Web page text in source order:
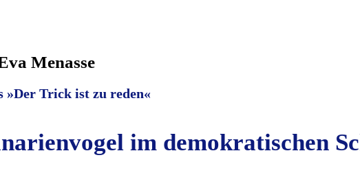
Menasse
»Der Trick ist zu reden«
im demokratischen